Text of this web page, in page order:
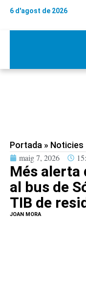
6 d'agost de 2026
Portada » Noticies
maig 7, 2026
Més
al bus de
TIB de
JOAN MORA